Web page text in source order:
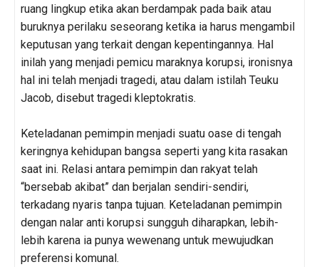
ruang lingkup etika akan berdampak pada baik atau
buruknya perilaku seseorang ketika ia harus mengambil
keputusan yang terkait dengan kepentingannya. Hal
inilah yang menjadi pemicu maraknya korupsi, ironisnya
hal ini telah menjadi tragedi, atau dalam istilah Teuku
Jacob, disebut tragedi kleptokratis.
Keteladanan pemimpin menjadi suatu oase di tengah
keringnya kehidupan bangsa seperti yang kita rasakan
saat ini. Relasi antara pemimpin dan rakyat telah
“bersebab akibat” dan berjalan sendiri-sendiri,
terkadang nyaris tanpa tujuan. Keteladanan pemimpin
dengan nalar anti korupsi sungguh diharapkan, lebih-
lebih karena ia punya wewenang untuk mewujudkan
preferensi komunal.